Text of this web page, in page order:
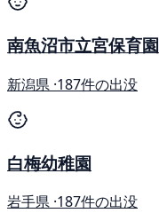
南魚沼市立宮保育園
新潟県 ·187件の出没
白梅幼稚園
岩手県 ·187件の出没